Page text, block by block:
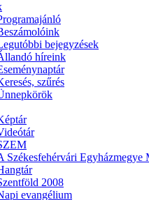
bejegyzések
híreink
szűrés
Székesfehérvári Egyházmegye
2008
evangélium